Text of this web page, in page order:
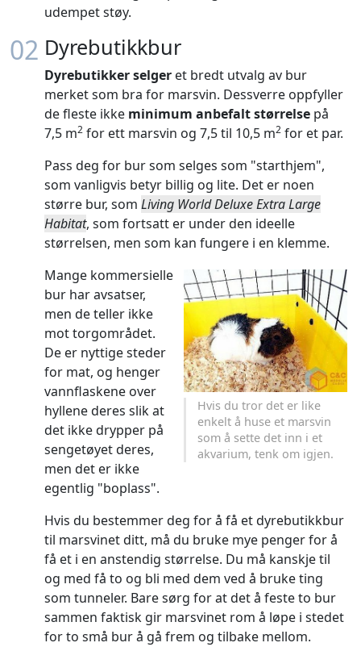
udempet støy.
02 Dyrebutikkbur
Dyrebutikker selger et bredt utvalg av bur
merket som bra for marsvin. Dessverre oppfyller
de fleste ikke minimum anbefalt størrelse på
7,5 m2 for ett marsvin og 7,5 til 10,5 m2 for et par.
Pass deg for bur som selges som "starthjem",
som vanligvis betyr billig og lite. Det er noen
større bur, som Living World Deluxe Extra Large
Habitat, som fortsatt er under den ideelle
størrelsen, men som kan fungere i en klemme.
Hvis du tror det er like
enkelt å huse et marsvin
som å sette det inn i et
akvarium, tenk om igjen.
Mange kommersielle
bur har avsatser,
men de teller ikke
mot torgområdet.
De er nyttige steder
for mat, og henger
vannflaskene over
hyllene deres slik at
det ikke drypper på
sengetøyet deres,
men det er ikke
egentlig "boplass".
Hvis du bestemmer deg for å få et dyrebutikkbur
til marsvinet ditt, må du bruke mye penger for å
få et i en anstendig størrelse. Du må kanskje til
og med få to og bli med dem ved å bruke ting
som tunneler. Bare sørg for at det å feste to bur
sammen faktisk gir marsvinet rom å løpe i stedet
for to små bur å gå frem og tilbake mellom.